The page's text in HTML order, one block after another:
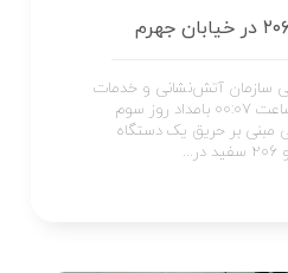
سازمان آتش‌نشانی و خدمات
ایمنی شهرداری اراک، ساعت ۰۰:۰۷ بامداد روز سوم
گزارشی مبنی بر حریق یک دستگاه